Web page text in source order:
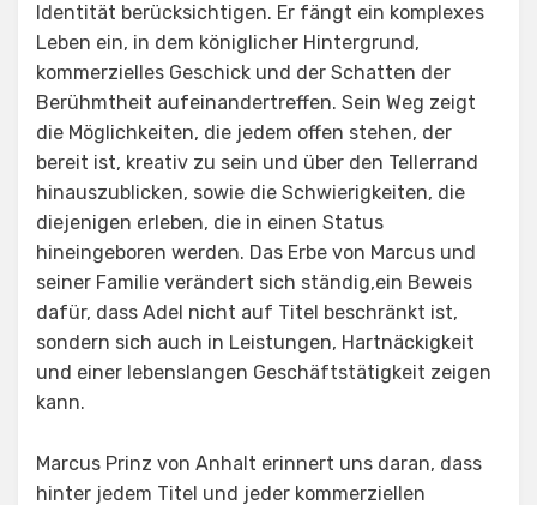
Identität berücksichtigen. Er fängt ein komplexes
Leben ein, in dem königlicher Hintergrund,
kommerzielles Geschick und der Schatten der
Berühmtheit aufeinandertreffen. Sein Weg zeigt
die Möglichkeiten, die jedem offen stehen, der
bereit ist, kreativ zu sein und über den Tellerrand
hinauszublicken, sowie die Schwierigkeiten, die
diejenigen erleben, die in einen Status
hineingeboren werden. Das Erbe von Marcus und
seiner Familie verändert sich ständig,ein Beweis
dafür, dass Adel nicht auf Titel beschränkt ist,
sondern sich auch in Leistungen, Hartnäckigkeit
und einer lebenslangen Geschäftstätigkeit zeigen
kann.
Marcus Prinz von Anhalt erinnert uns daran, dass
hinter jedem Titel und jeder kommerziellen